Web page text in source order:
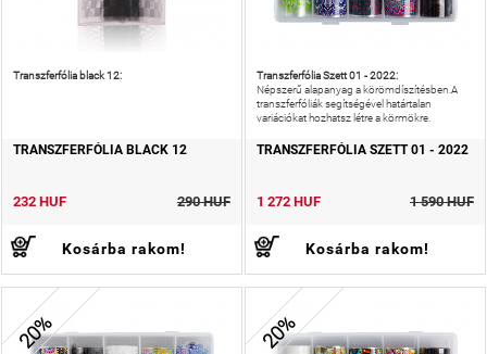
Transzferfólia black 12:
TRANSZFERFÓLIA BLACK 12
232 HUF 290 HUF
Kosárba rakom!
Transzferfólia Szett 01 - 2022:
Népszerű alapanyag a körömdíszítésben.A
transzferfóliák segítségével határtalan
variációkat hozhatsz létre a körmökre.
TRANSZFERFÓLIA SZETT 01 - 2022
1 272 HUF 1 590 HUF
Kosárba rakom!
20% 20%